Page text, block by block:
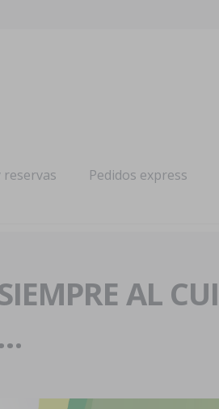
reservas Pedidos express
AL